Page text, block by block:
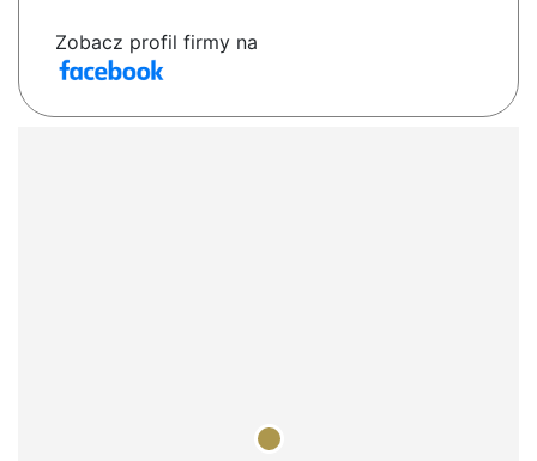
Zobacz profil firmy na